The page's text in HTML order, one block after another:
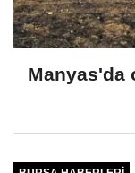
Manyas'da